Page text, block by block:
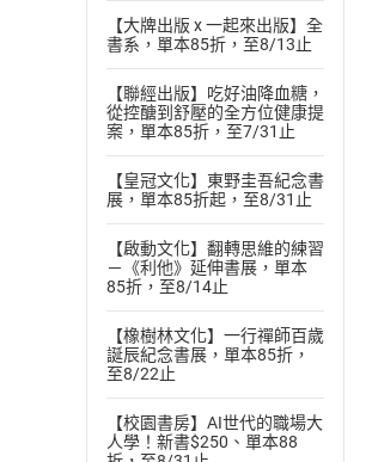
【大牌出版 x 一起來出版】全
書系，單本85折，至8/13止
【聯經出版】吃好油降血糖，
從控醣到舒壓的全方位健康提
案，單本85折，至7/31止
【皇冠文化】東野圭吾紀念書
展，單本85折起，至8/31止
【啟動文化】翻轉思維的練習
－《利他》延伸書展，單本
85折，至8/14止
【橡樹林文化】一行禪師百歲
誕辰紀念書展，單本85折，
至8/22止
【校園書房】AI世代的職場大
人學！新書$250、單本88